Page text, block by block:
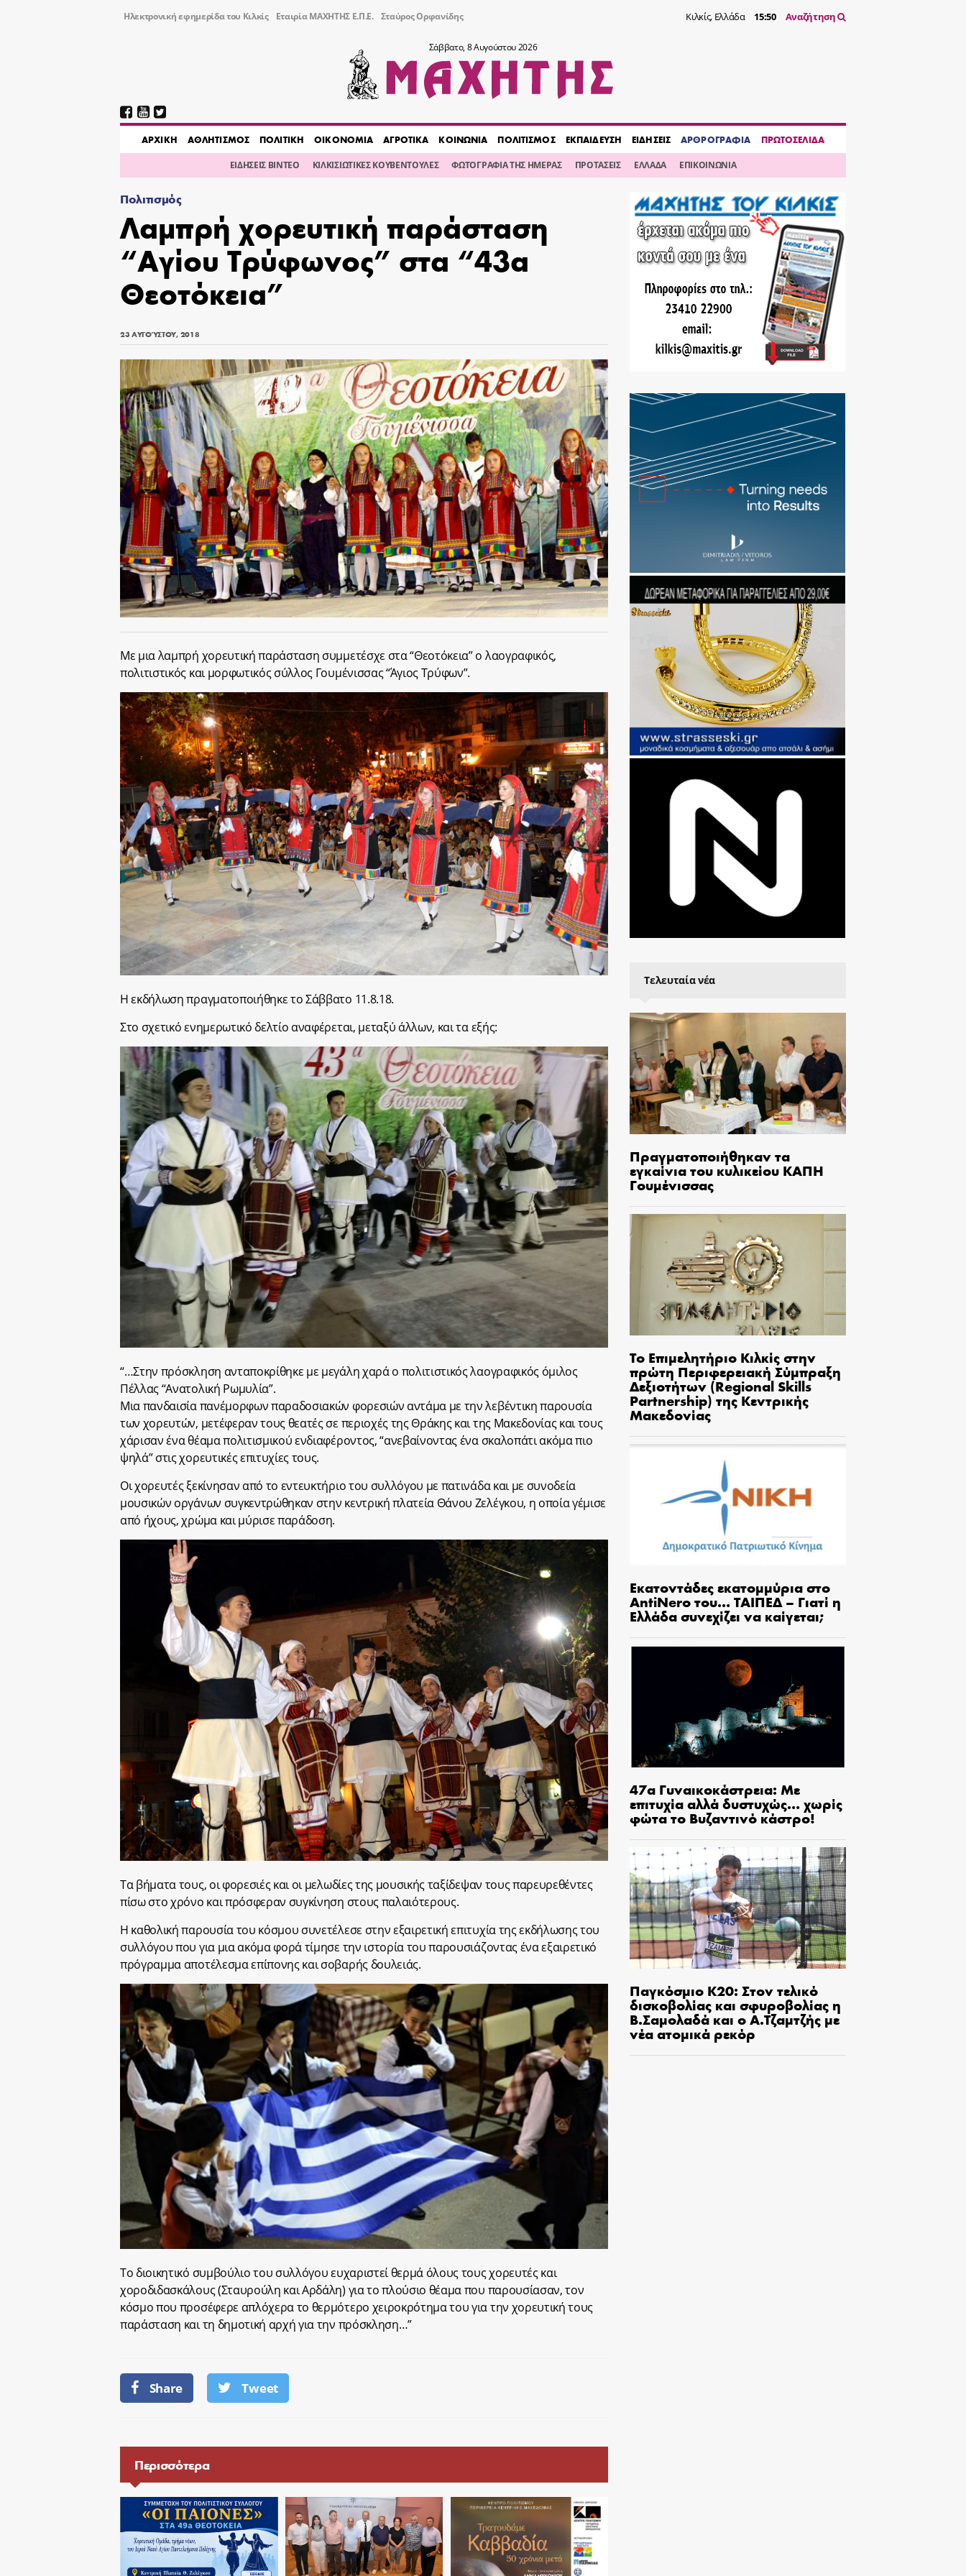
Ηλεκτρονική εφημερίδα του Κιλκίς Εταιρία ΜΑΧΗΤΗΣ Ε.Π.Ε. Σταύρος Ορφανίδης Κιλκίς, Ελλάδα 15:50 Αναζήτηση
Σάββατο, 8 Αυγούστου 2026
AΡΧΙΚΗ ΑΘΛΗΤΙΣΜΟΣ ΠΟΛΙΤΙΚΗ ΟΙΚΟΝΟΜΙΑ ΑΓΡΟΤΙΚΑ ΚΟΙΝΩΝΙΑ ΠΟΛΙΤΙΣΜΟΣ ΕΚΠΑΙΔΕΥΣΗ ΕΙΔΗΣΕΙΣ ΑΡΘΡΟΓΡΑΦΙΑ ΠΡΩΤΟΣΕΛΙΔΑ
ΕΙΔΗΣΕΙΣ ΒΙΝΤΕΟ ΚΙΛΚΙΣΙΩΤΙΚΕΣ ΚΟΥΒΕΝΤΟΥΛΕΣ ΦΩΤΟΓΡΑΦΙΑ ΤΗΣ ΗΜΕΡΑΣ ΠΡΟΤΑΣΕΙΣ ΕΛΛΑΔΑ ΕΠΙΚΟΙΝΩΝΙΑ
Πολιτισμός
Λαμπρή χορευτική παράσταση
“Αγίου Τρύφωνος” στα “43α
Θεοτόκεια”
23 ΑΥΓΟΎΣΤΟΥ, 2018
Με μια λαμπρή χορευτική παράσταση συμμετέσχε στα “Θεοτόκεια” ο λαογραφικός,
πολιτιστικός και μορφωτικός σύλλος Γουμένισσας “Άγιος Τρύφων”.
Η εκδήλωση πραγματοποιήθηκε το Σάββατο 11.8.18.
Στο σχετικό ενημερωτικό δελτίο αναφέρεται, μεταξύ άλλων, και τα εξής:
“…Στην πρόσκληση ανταποκρίθηκε με μεγάλη χαρά ο πολιτιστικός λαογραφικός όμιλος
Πέλλας “Ανατολική Ρωμυλία”.
Μια πανδαισία πανέμορφων παραδοσιακών φορεσιών αντάμα με την λεβέντικη παρουσία
των χορευτών, μετέφεραν τους θεατές σε περιοχές της Θράκης και της Μακεδονίας και τους
χάρισαν ένα θέαμα πολιτισμικού ενδιαφέροντος, “ανεβαίνοντας ένα σκαλοπάτι ακόμα πιο
ψηλά” στις χορευτικές επιτυχίες τους.
Οι χορευτές ξεκίνησαν από το εντευκτήριο του συλλόγου με πατινάδα και με συνοδεία
μουσικών οργάνων συγκεντρώθηκαν στην κεντρική πλατεία Θάνου Ζελέγκου, η οποία γέμισε
από ήχους, χρώμα και μύρισε παράδοση.
Τα βήματα τους, οι φορεσιές και οι μελωδίες της μουσικής ταξίδεψαν τους παρευρεθέντες
πίσω στο χρόνο και πρόσφεραν συγκίνηση στους παλαιότερους.
Η καθολική παρουσία του κόσμου συνετέλεσε στην εξαιρετική επιτυχία της εκδήλωσης του
συλλόγου που για μια ακόμα φορά τίμησε την ιστορία του παρουσιάζοντας ένα εξαιρετικό
πρόγραμμα αποτέλεσμα επίπονης και σοβαρής δουλειάς.
Το διοικητικό συμβούλιο του συλλόγου ευχαριστεί θερμά όλους τους χορευτές και
χοροδιδασκάλους (Σταυρούλη και Αρδάλη) για το πλούσιο θέαμα που παρουσίασαν, τον
κόσμο που προσέφερε απλόχερα το θερμότερο χειροκρότημα του για την χορευτική τους
παράσταση και τη δημοτική αρχή για την πρόσκληση…”
Share Tweet
Περισσότερα
Τελευταία νέα
Πραγματοποιήθηκαν τα
εγκαίνια του κυλικείου ΚΑΠΗ
Γουμένισσας
Το Επιμελητήριο Κιλκίς στην
πρώτη Περιφερειακή Σύμπραξη
Δεξιοτήτων (Regional Skills
Partnership) της Κεντρικής
Μακεδονίας
Εκατοντάδες εκατομμύρια στο
AntiNero του… ΤΑΙΠΕΔ – Γιατί η
Ελλάδα συνεχίζει να καίγεται;
47α Γυναικοκάστρεια: Με
επιτυχία αλλά δυστυχώς… χωρίς
φώτα το Βυζαντινό κάστρο!
Παγκόσμιο Κ20: Στον τελικό
δισκοβολίας και σφυροβολίας η
Β.Σαμολαδά και ο Α.Τζαμτζής με
νέα ατομικά ρεκόρ